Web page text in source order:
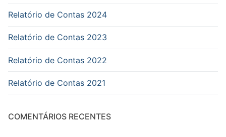
Relatório de Contas 2024
Relatório de Contas 2023
Relatório de Contas 2022
Relatório de Contas 2021
COMENTÁRIOS RECENTES